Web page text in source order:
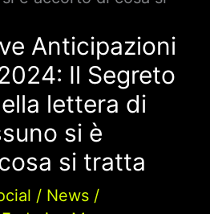
Anticipazioni
Il Segreto
lettera di
si è
si tratta
/ News/